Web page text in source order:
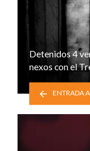
Detenidos 4
nexos con el
ENTRADA